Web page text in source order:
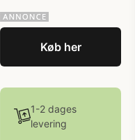
Køb her
1-2 dages
levering